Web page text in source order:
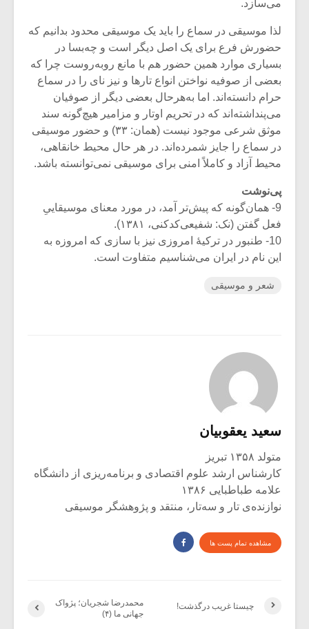
می‌سازد.
لذا موسیقی در سماع را باید یک موسیقی محدود بدانیم که
حضورش فرع برای یک اصل دیگر است و چه‌بسا در
بسیاری موارد همین حضور هم با مانع روبه‌روست چرا که
بعضی از صوفیه نواختن انواع تارها و نیز نای را در سماع
حرام دانسته‌اند. اما به‌هرحال بعضی دیگر از صوفیان
می‌پنداشته‌اند که در تحریم اوتار و مزامیر هیچ‌گونه سند
موثق شرعی موجود نیست (همان: ۳۳) و حضور موسیقی
در سماع را جایز شمرده‌اند. در هر حال محیط خانقاهی،
محیط آزاد و کاملاً امنی برای موسیقی نمی‌توانسته باشد.
پی‌نوشت
9- همان‌گونه که پیش‌تر آمد، در مورد معنای موسیقاییِ
فعل گفتن (نک: شفیعی‌کدکنی، ۱۳۸۱).
10- طنبور در ترکیۀ امروزی نیز با سازی که امروزه به
این نام در ایران می‌شناسیم متفاوت است.
شعر و موسیقی
سعید یعقوبیان
متولد ۱۳۵۸ تبریز
کارشناس ارشد علوم اقتصادی و برنامه‌ریزی از دانشگاه
علامه طباطبایی ۱۳۸۶
نوازنده‌ی تار و سه‌تار، منتقد و پژوهشگر موسیقی
مشاهده تمام پست ها
محمدرضا شجریان؛ پژواک
جهانی ما (۴)
چیستا غریب درگذشت!